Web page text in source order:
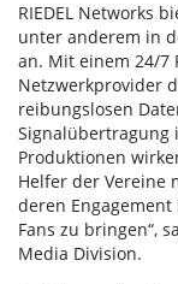
RIEDEL Networks
unter anderem in
an. Mit einem 24/7
Netzwerkprovider
reibungslosen
Signalübertragung
Produktionen
Helfer der Vereine
deren
Fans zu bringen“,
Media Division.